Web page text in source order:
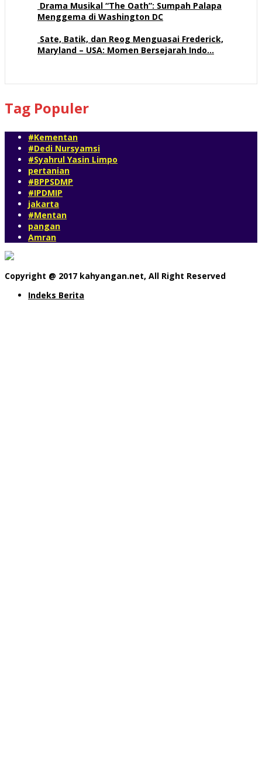
Drama Musikal “The Oath”: Sumpah Palapa
Menggema di Washington DC
Sate, Batik, dan Reog Menguasai Frederick,
Maryland – USA: Momen Bersejarah Indo…
Tag Populer
#Kementan
#Dedi Nursyamsi
#Syahrul Yasin Limpo
pertanian
#BPPSDMP
#IPDMIP
jakarta
#Mentan
pangan
Amran
Copyright @ 2017 kahyangan.net, All Right Reserved
Indeks Berita